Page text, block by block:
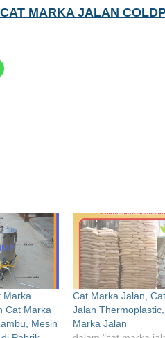
CAT MARKA JALAN
Marka
Cat Marka
Mesin
Cat Marka Jalan,
Jalan
Marka Jalan